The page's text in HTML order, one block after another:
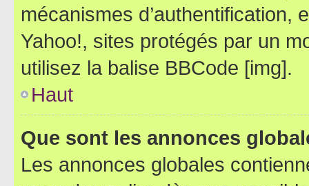
mécanismes d’authentification,
Yahoo!, sites protégés par un
utilisez la balise BBCode [img].
Haut
Que sont les annonces
Les annonces globales